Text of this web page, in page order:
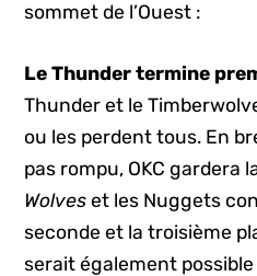
sommet de l’Ouest :
Le Thunder termine
Thunder et le
ou les perdent tous. En
pas rompu, OKC gardera
Wolves et les Nuggets
seconde et la troisième
serait également